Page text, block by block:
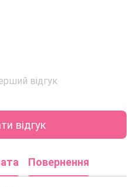
відгук
відгук
Повернення